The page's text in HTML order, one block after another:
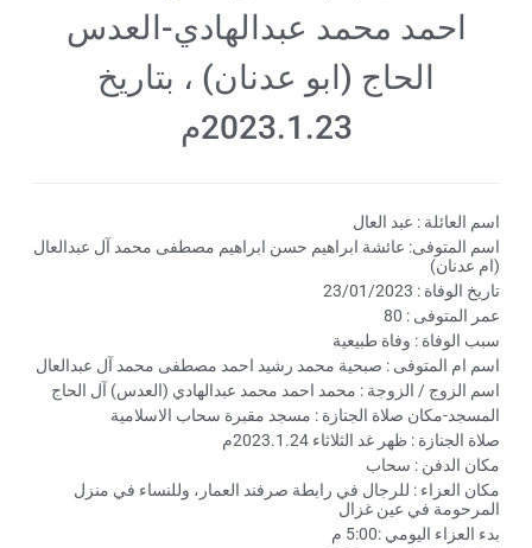
احمد محمد عبدالهادي-العدس
الحاج (ابو عدنان) ، بتاريخ
2023.1.23م
اسم العائلة : عبد العال
اسم المتوفى: عائشة ابراهيم حسن ابراهيم مصطفى محمد آل عبدالعال
(ام عدنان)
تاريخ الوفاة : 23/01/2023
عمر المتوفى : 80
سبب الوفاة : وفاة طبيعية
اسم ام المتوفى : صبحية محمد رشيد احمد مصطفى محمد آل عبدالعال
اسم الزوج / الزوجة : محمد احمد محمد عبدالهادي (العدس) آل الحاج
المسجد-مكان صلاة الجنازة : مسجد مقبرة سحاب الاسلامية
صلاة الجنازة : ظهر غد الثلاثاء 2023.1.24م
مكان الدفن : سحاب
مكان العزاء : للرجال في رابطة صرفند العمار، وللنساء في منزل
المرحومة في عين غزال
بدء العزاء اليومي :5:00 م